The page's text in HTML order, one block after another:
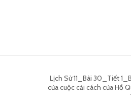
Lịch Sử 11_Bài 30_Tiết
của cuộc cải cách của Hồ